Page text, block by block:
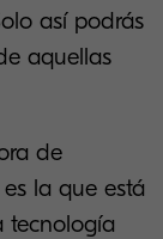
así podrás
aquellas
de
la que está
tecnología